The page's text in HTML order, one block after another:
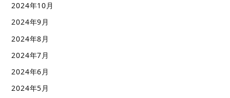
2024年10月
2024年9月
2024年8月
2024年7月
2024年6月
2024年5月